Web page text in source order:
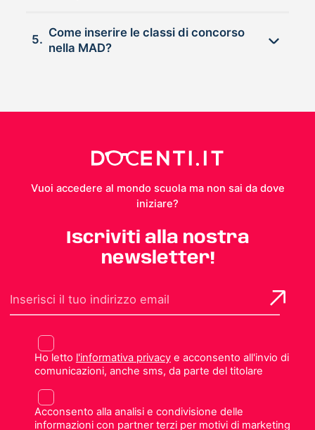
5.
Come inserire le classi di concorso
nella MAD?
Vuoi accedere al mondo scuola ma non sai da dove
iniziare?
Iscriviti alla nostra
newsletter!
Ho letto l'informativa privacye acconsento all'invio di
comunicazioni, anche sms, da parte del titolare
Acconsento alla analisi e condivisione delle
informazioni con partner terzi per motivi di marketing